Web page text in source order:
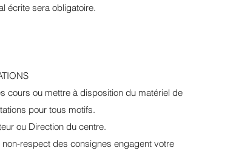
écrite sera obligatoire.
cours ou mettre à disposition du matériel de
pour tous motifs.
ou Direction du centre.
respect des consignes engagent votre